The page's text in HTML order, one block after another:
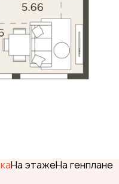
На этажеНа генплане